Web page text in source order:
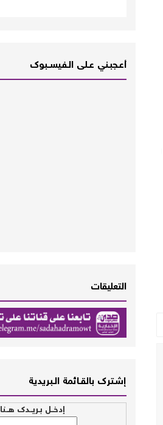
أعـــجبــني عـــلى الــفــيســــبوك
التعليقات
إشــترك بالقـــائمة الــبريدية
إدخــل بـريــدك هــنا